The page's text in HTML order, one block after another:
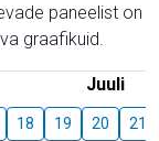
paneelist on
graafikuid.
Juuli
18 19 20 21